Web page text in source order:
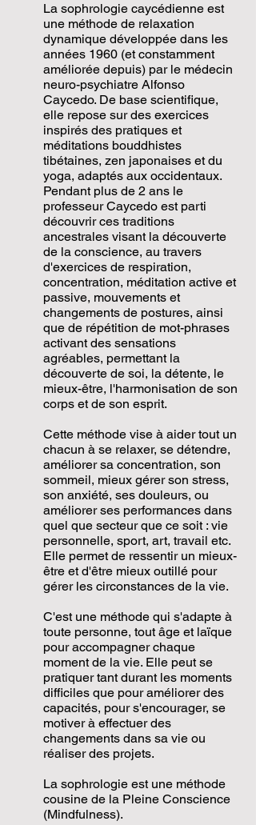
La sophrologie caycédienne est
une méthode de relaxation
dynamique développée dans les
années 1960 (et constamment
améliorée depuis) par le médecin
neuro-psychiatre Alfonso
Caycedo. De base scientifique,
elle repose sur des exercices
inspirés des pratiques et
méditations bouddhistes
tibétaines, zen japonaises et du
yoga, adaptés aux occidentaux.
Pendant plus de 2 ans le
professeur Caycedo est parti
découvrir ces traditions
ancestrales visant la découverte
de la conscience, au travers
d'exercices de respiration,
concentration, méditation active et
passive, mouvements et
changements de postures, ainsi
que de répétition de mot-phrases
activant des sensations
agréables, permettant la
découverte de soi, la détente, le
mieux-être, l'harmonisation de son
corps et de son esprit.
Cette méthode vise à aider tout un
chacun à se relaxer, se détendre,
améliorer sa concentration, son
sommeil, mieux gérer son stress,
son anxiété, ses douleurs, ou
améliorer ses performances dans
quel que secteur que ce soit : vie
personnelle, sport, art, travail etc.
Elle permet de ressentir un mieux-
être et d'être mieux outillé pour
gérer les circonstances de la vie.
C'est une méthode qui s'adapte à
toute personne, tout âge et laïque
pour accompagner chaque
moment de la vie. Elle peut se
pratiquer tant durant les moments
difficiles que pour améliorer des
capacités, pour s'encourager, se
motiver à effectuer des
changements dans sa vie ou
réaliser des projets.
La sophrologie est une méthode
cousine de la Pleine Conscience
(Mindfulness).